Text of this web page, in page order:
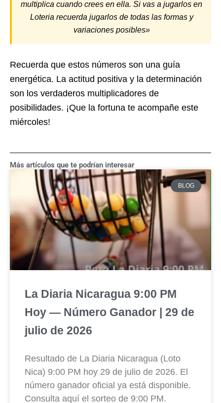
multiplica cuando crees en ella. Si vas a jugarlos en
Loteria recuerda jugarlos de todas las formas y
variaciones posibles»
Recuerda que estos números son una guía
energética. La actitud positiva y la determinación
son los verdaderos multiplicadores de
posibilidades. ¡Que la fortuna te acompañe este
miércoles!
Más artículos que te podrían interesar
BLOG
La Diaria Nicaragua 9:00 PM
Hoy — Número Ganador | 29 de
julio de 2026
Resultado de La Diaria Nicaragua (Loto
Nica) 9:00 PM hoy 29 de julio de 2026. El
número ganador oficial ya está disponible.
Consulta aquí el sorteo de 9:00 PM.